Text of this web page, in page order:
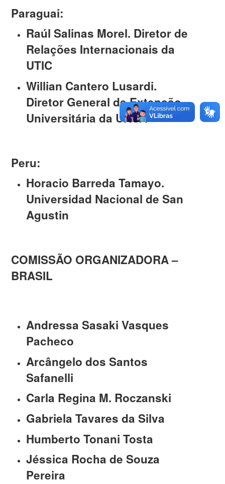
Paraguai:
Raúl Salinas Morel. Diretor de
Relações Internacionais da
UTIC
Willian Cantero Lusardi.
Diretor General de Extensão
Universitária da UNCA
Peru:
Horacio Barreda Tamayo.
Universidad Nacional de San
Agustin
COMISSÃO ORGANIZADORA –
BRASIL
Andressa Sasaki Vasques
Pacheco
Arcângelo dos Santos
Safanelli
Carla Regina M. Roczanski
Gabriela Tavares da Silva
Humberto Tonani Tosta
Jéssica Rocha de Souza
Pereira